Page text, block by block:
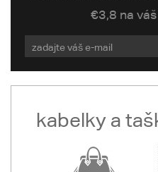
€3,8 na
kabelky a